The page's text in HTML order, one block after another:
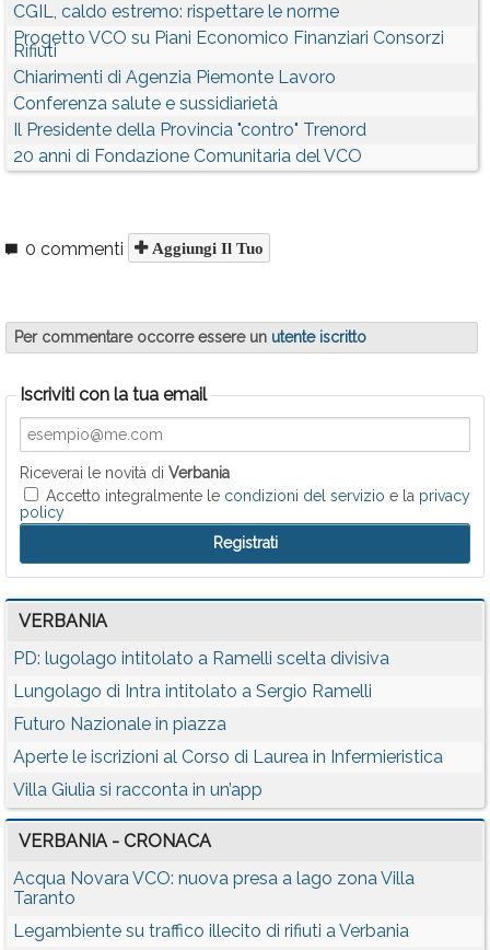
CGIL, caldo estremo: rispettare le norme
Progetto VCO su Piani Economico Finanziari Consorzi
Rifiuti
Chiarimenti di Agenzia Piemonte Lavoro
Conferenza salute e sussidiarietà
Il Presidente della Provincia "contro" Trenord
20 anni di Fondazione Comunitaria del VCO
0 commenti Aggiungi Il Tuo
Per commentare occorre essere un utente iscritto
Iscriviti con la tua email
Riceverai le novità di Verbania
Accetto integralmente le condizioni del servizio e la privacy
policy
VERBANIA
PD: lugolago intitolato a Ramelli scelta divisiva
Lungolago di Intra intitolato a Sergio Ramelli
Futuro Nazionale in piazza
Aperte le iscrizioni al Corso di Laurea in Infermieristica
Villa Giulia si racconta in un’app
VERBANIA - CRONACA
Acqua Novara VCO: nuova presa a lago zona Villa
Taranto
Legambiente su traffico illecito di rifiuti a Verbania